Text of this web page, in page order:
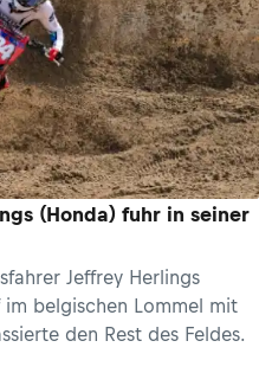
(Honda) fuhr in seiner
Jeffrey Herlings
im belgischen Lommel mit
den Rest des Feldes.